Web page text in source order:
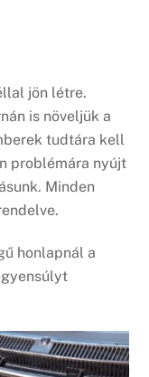
jön létre.
is növeljük a
tudtára kell
problémára nyújt
Minden
honlapnál a